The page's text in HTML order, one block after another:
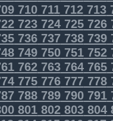
710711712713
723724725726
736737738739
749750751752
762763764765
775776777778
788789790791
801802803804